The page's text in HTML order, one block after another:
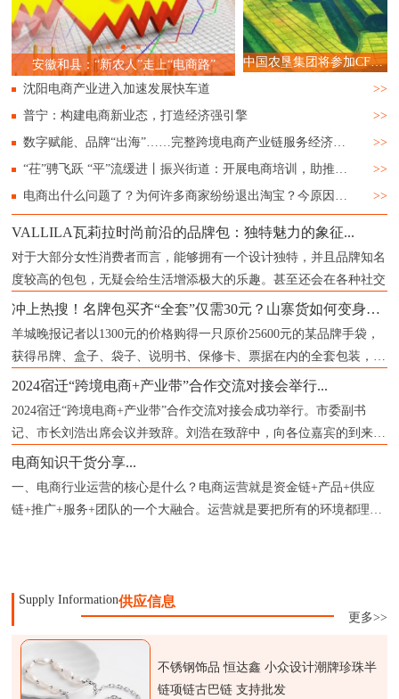
全国首届517预制菜节暨电商直播大赛启
动仪式在梁平举行
内蒙古2023年跨境电商高
中国农垦集团将参加CFEC 2024食品直播电商选品大会
沈阳电商产业进入加速发展快车道
>>
普宁：构建电商新业态，打造经济强引擎
>>
数字赋能、品牌“出海”……完整跨境电商产业链服务经济“新”发展
>>
“茌”骋飞跃 “平”流缓进丨振兴街道：开展电商培训，助推城镇经济
>>
电商出什么问题了？为何许多商家纷纷退出淘宝？今原因已被确认
>>
VALLILA瓦莉拉时尚前沿的品牌包：独特魅力的象征...
对于大部分女性消费者而言，能够拥有一个设计独特，并且品牌知名
度较高的包包，无疑会给生活增添极大的乐趣。甚至还会在各种社交
冲上热搜！名牌包买齐“全套”仅需30元？山寨货如何变身成“正品”？记者揭秘...
羊城晚报记者以1300元的价格购得一只原价25600元的某品牌手袋，
获得吊牌、盒子、袋子、说明书、保修卡、票据在内的全套包装，票
据上
2024宿迁“跨境电商+产业带”合作交流对接会举行...
2024宿迁“跨境电商+产业带”合作交流对接会成功举行。市委副书
记、市长刘浩出席会议并致辞。刘浩在致辞中，向各位嘉宾的到来表
示
电商知识干货分享...
一、电商行业运营的核心是什么？电商运营就是资金链+产品+供应
链+推广+服务+团队的一个大融合。运营就是要把所有的环境都理
Supply Information供应信息
更多>>
不锈钢饰品 恒达鑫 小众设计潮牌珍珠半
链项链古巴链 支持批发